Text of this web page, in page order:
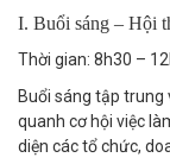
I. Buổi sáng – Hội
Thời gian: 8h30 –
Buổi sáng tập trung
quanh cơ hội việc
diện các tổ chức,